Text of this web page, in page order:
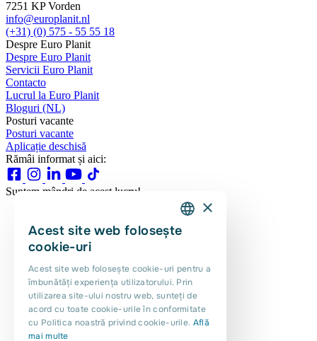
7251 KP Vorden
info@europlanit.nl
(+31) (0) 575 - 55 55 18
Despre Euro Planit
Despre Euro Planit
Servicii Euro Planit
Contacto
Lucrul la Euro Planit
Bloguri (NL)
Posturi vacante
Posturi vacante
Aplicație deschisă
Rămâi informat și aici:
Suntem mândri de acest lucru!
DUTCH
PORTUGUESE
POLISH
×
Acest site web folosește
cookie-uri
Acest site web folosește cookie-uri pentru a
îmbunătăți experiența utilizatorului. Prin
utilizarea site-ului nostru web, sunteți de
acord cu toate cookie-urile în conformitate
cu Politica noastră privind cookie-urile. Află
mai multe